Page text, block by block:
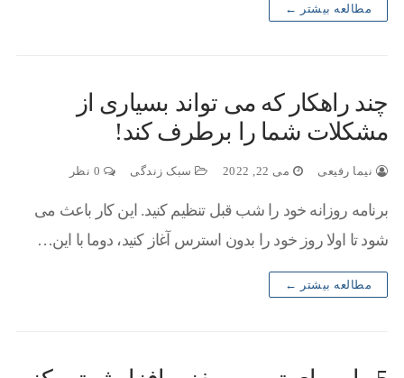
مطالعه بیشتر ←
چند راهکار که می تواند بسیاری از
مشکلات شما را برطرف کند!
نیما رفیعی می 22, 2022 سبک زندگی
برنامه روزانه خود را شب قبل تنظیم کنید. این کار باعث می
شود تا اولا روز خود را بدون استرس آغاز کنید، دوما با این…
مطالعه بیشتر ←